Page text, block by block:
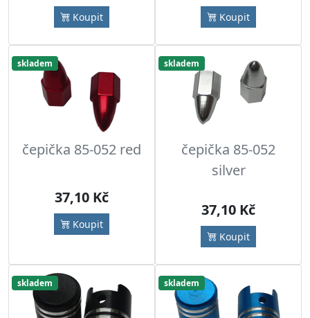
Koupit Koupit
skladem
čepička 85-052 red
37,10 Kč
Koupit
skladem
čepička 85-052
silver
37,10 Kč
Koupit
skladem skladem